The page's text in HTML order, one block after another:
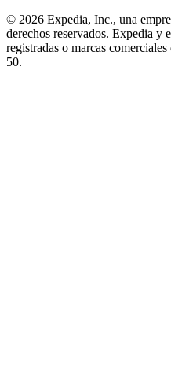
© 2026 Expedia, Inc., una
derechos reservados. Expedia y
registradas o marcas
50.